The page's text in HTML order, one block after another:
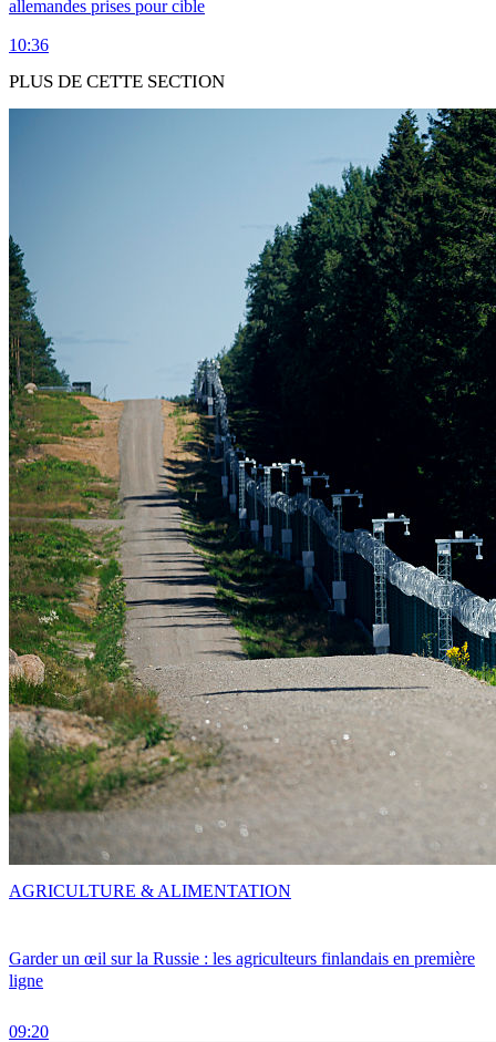
allemandes prises pour cible
10:36
PLUS DE CETTE SECTION
Garder un œil sur la Russie : les agriculteurs finlandais en première
ligne
09:20
AGRICULTURE & ALIMENTATION